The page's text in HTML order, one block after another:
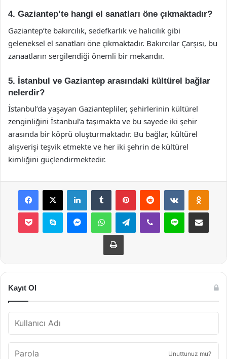
4. Gaziantep’te hangi el sanatları öne çıkmaktadır?
Gaziantep’te bakırcılık, sedefkarlık ve halıcılık gibi
geleneksel el sanatları öne çıkmaktadır. Bakırcılar Çarşısı, bu
zanaatların sergilendiği önemli bir mekandır.
5. İstanbul ve Gaziantep arasındaki kültürel bağlar
nelerdir?
İstanbul’da yaşayan Gaziantepliler, şehirlerinin kültürel
zenginliğini İstanbul’a taşımakta ve bu sayede iki şehir
arasında bir köprü oluşturmaktadır. Bu bağlar, kültürel
alışverişi teşvik etmekte ve her iki şehrin de kültürel
kimliğini güçlendirmektedir.
Facebook
X LinkedInTumblr PinterestReddit VKontakte
Pocket Skype MessengerWhatsAppTelegramViber Line E-Posta ile
Yazdır
Kayıt Ol
Unuttunuz mu?